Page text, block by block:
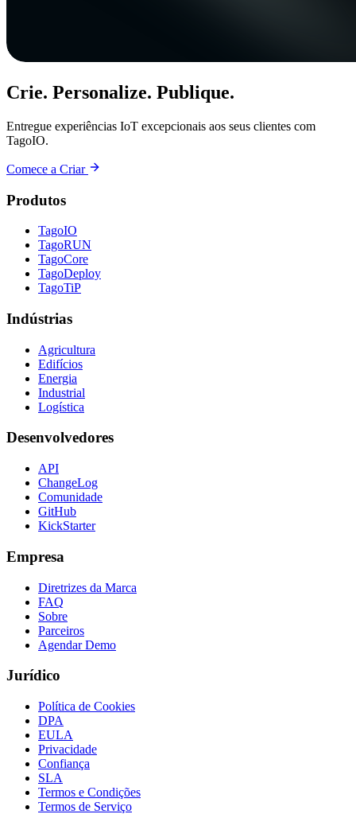
Crie. Personalize. Publique.
Entregue experiências IoT excepcionais aos seus clientes com
TagoIO.
Comece a Criar
Produtos
TagoIO
TagoRUN
TagoCore
TagoDeploy
TagoTiP
Indústrias
Agricultura
Edifícios
Energia
Industrial
Logística
Desenvolvedores
API
ChangeLog
Comunidade
GitHub
KickStarter
Empresa
Diretrizes da Marca
FAQ
Sobre
Parceiros
Agendar Demo
Jurídico
Política de Cookies
DPA
EULA
Privacidade
Confiança
SLA
Termos e Condições
Termos de Serviço